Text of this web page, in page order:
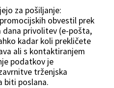
za pošiljanje:
obvestil prek
privolitev (e‑pošta,
kadar koli prekličete
ali s kontaktiranjem
podatkov je
trženjska
biti poslana.